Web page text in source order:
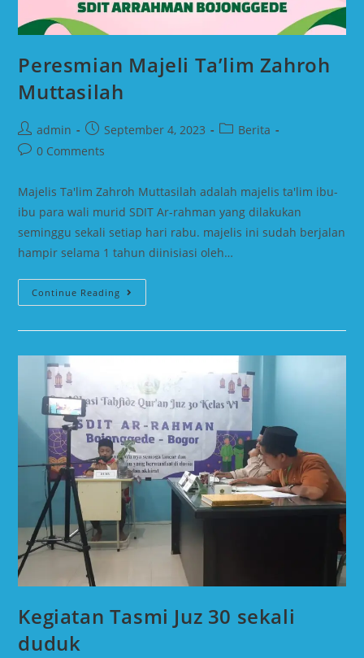
Peresmian Majeli Ta’lim Zahroh
Muttasilah
admin September 4, 2023
Berita
0 Comments
Majelis Ta'lim Zahroh Muttasilah adalah majelis ta'lim ibu-
ibu para wali murid SDIT Ar-rahman yang dilakukan
seminggu sekali setiap hari rabu. majelis ini sudah berjalan
hampir selama 1 tahun diinisiasi oleh…
Continue Reading
Kegiatan Tasmi Juz 30 sekali
duduk